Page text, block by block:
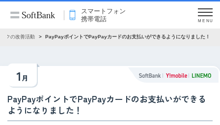
スマートフォン
携帯電話
MENU
クの改善活動 PayPayポイントでPayPayカードのお支払いができるようになりました！
1 月
PayPayポイントでPayPayカードのお支払いができる
ようになりました！